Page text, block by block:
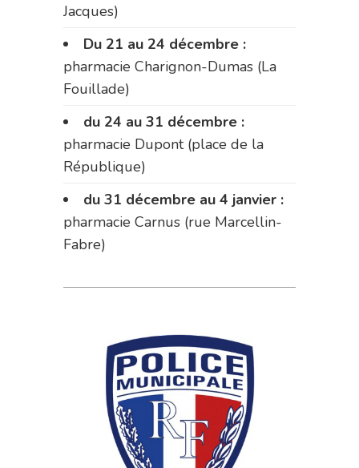
Jacques)
Du 21 au 24 décembre :
pharmacie Charignon-Dumas (La
Fouillade)
du 24 au 31 décembre :
pharmacie Dupont (place de la
République)
du 31 décembre au 4 janvier :
pharmacie Carnus (rue Marcellin-
Fabre)